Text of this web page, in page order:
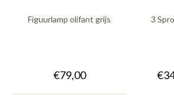
Figuurlamp olifant grijs
€79,00
3